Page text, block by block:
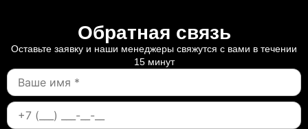
Обратная связь
Оставьте заявку и наши менеджеры свяжутся с вами в течении
15 минут